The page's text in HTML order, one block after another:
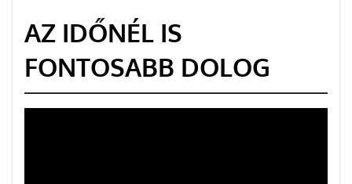
AZ IDŐNÉL IS
FONTOSABB DOLOG